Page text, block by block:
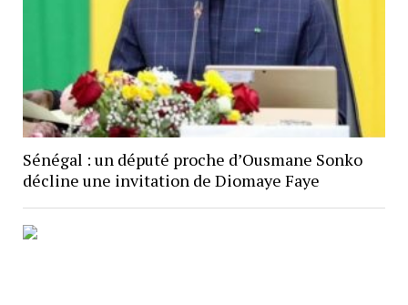
Sénégal : un député proche d’Ousmane Sonko
décline une invitation de Diomaye Faye